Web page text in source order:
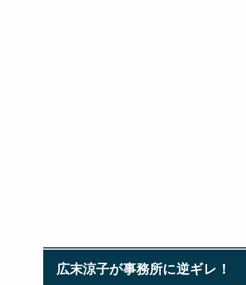
広末涼子が事務所に逆ギレ！